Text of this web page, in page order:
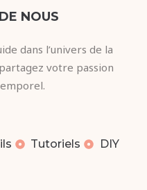
NOUS
dans l’univers de la
votre passion
Tutoriels
DIY